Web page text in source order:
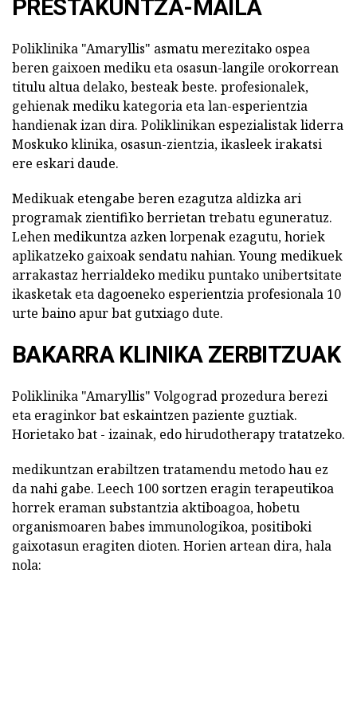
PRESTAKUNTZA-MAILA
Poliklinika "Amaryllis" asmatu merezitako ospea
beren gaixoen mediku eta osasun-langile orokorrean
titulu altua delako, besteak beste. profesionalek,
gehienak mediku kategoria eta lan-esperientzia
handienak izan dira. Poliklinikan espezialistak liderra
Moskuko klinika, osasun-zientzia, ikasleek irakatsi
ere eskari daude.
Medikuak etengabe beren ezagutza aldizka ari
programak zientifiko berrietan trebatu eguneratuz.
Lehen medikuntza azken lorpenak ezagutu, horiek
aplikatzeko gaixoak sendatu nahian. Young medikuek
arrakastaz herrialdeko mediku puntako unibertsitate
ikasketak eta dagoeneko esperientzia profesionala 10
urte baino apur bat gutxiago dute.
BAKARRA KLINIKA ZERBITZUAK
Poliklinika "Amaryllis" Volgograd prozedura berezi
eta eraginkor bat eskaintzen paziente guztiak.
Horietako bat - izainak, edo hirudotherapy tratatzeko.
medikuntzan erabiltzen tratamendu metodo hau ez
da nahi gabe. Leech 100 sortzen eragin terapeutikoa
horrek eraman substantzia aktiboagoa, hobetu
organismoaren babes immunologikoa, positiboki
gaixotasun eragiten dioten. Horien artean dira, hala
nola: